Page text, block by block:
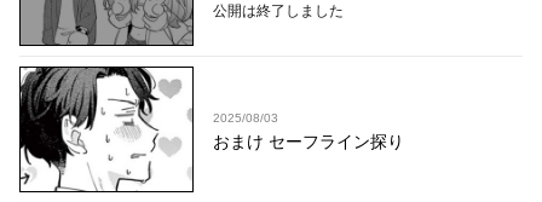
公開は終了しました
2025/08/03
おまけ セーフライン探り